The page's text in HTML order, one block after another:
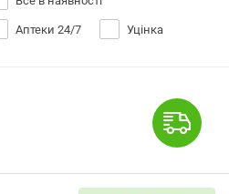
Аптеки 24/7 Уцінка